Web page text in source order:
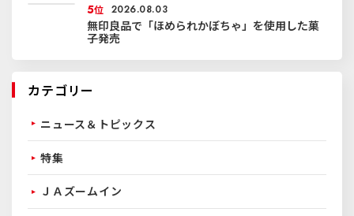
5位 2026.08.03
無印良品で「ほめられかぼちゃ」を使用した菓
子発売
カテゴリー
ニュース＆トピックス
特集
ＪＡズームイン